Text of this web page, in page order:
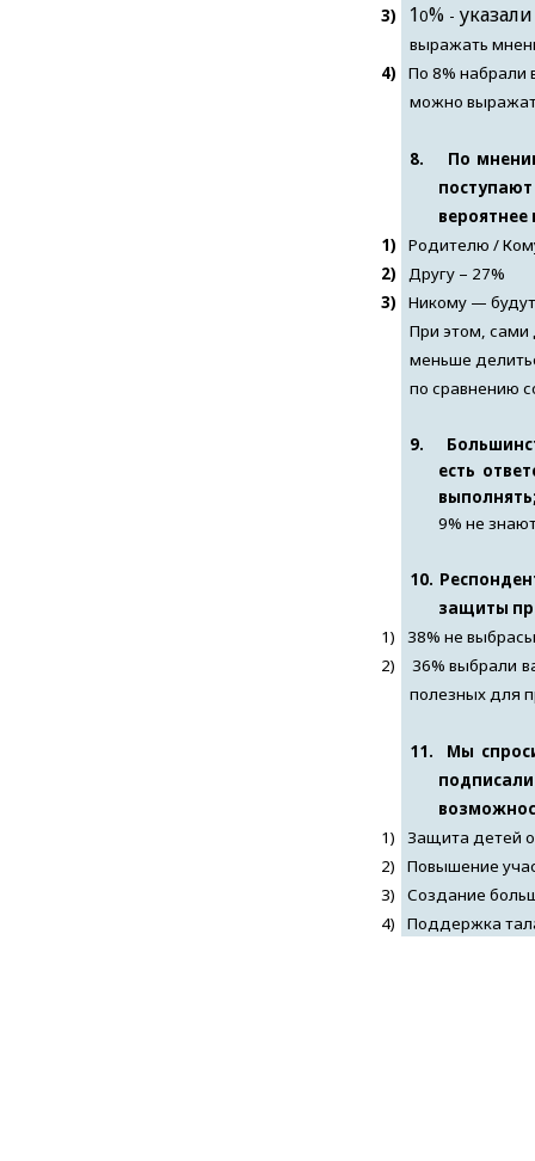
3)
10% - указали
выражать
4)
По 8% набрали
можно
8.
По
вероятнее
1)
Родителю /
2)
Другу – 27%
3)
Никому —
При этом,
меньше
по сравнению
9.
есть
9% не
10.
защиты
1)
38% не
2)
36% выбрали
полезных для
11.
Мы
1)
Защита детей
2)
Повышение
3)
Создание
4)
Поддержка